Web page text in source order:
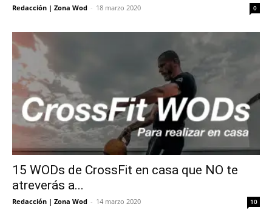
Redacción | Zona Wod - 18 marzo 2020 0
15 WODs de CrossFit en casa que NO te
atreverás a...
Redacción | Zona Wod - 14 marzo 2020 10